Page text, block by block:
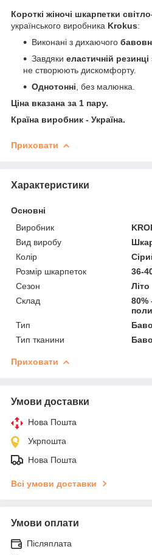
Короткі жіночі шкарпетки
українського виробника Krokus:
Виконані з дихаючого
Завдяки еластичній резинці
не створюють дискомфорту.
Однотонні , без малюнка.
Ціна вказана за 1 пару.
Країна виробник - Україна.
Приховати
Характеристики
Основні
Виробник
Вид виробу
Колір
Розмір шкарпеток
36-
Сезон
Літо
Склад
80%
Тип
Тип тканини
Приховати
Умови доставки
Нова Пошта
Укрпошта
Нова Пошта
Всі умови доставки
Умови оплати
Післяплата